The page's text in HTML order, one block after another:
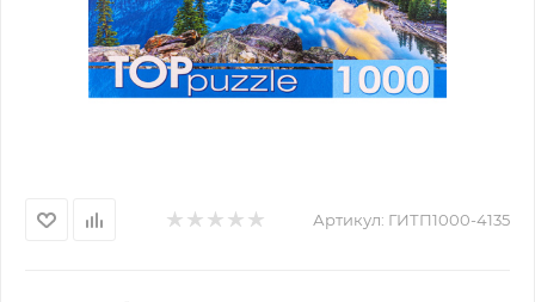
Артикул: ГИТП1000-4135